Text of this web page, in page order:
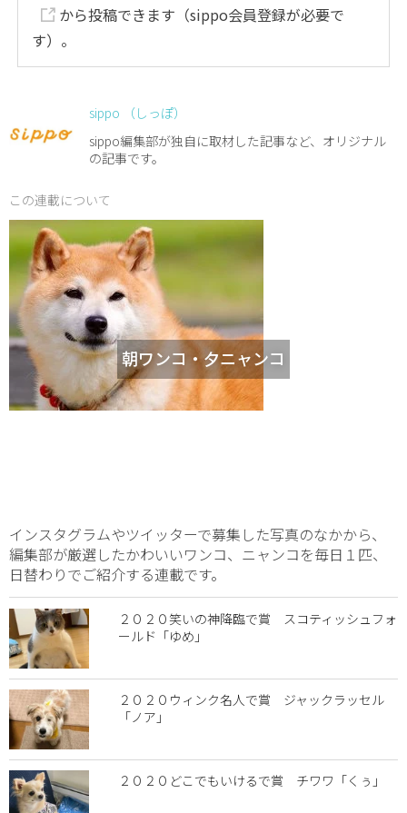
から投稿できます（sippo会員登録が必要で
す）。
sippo （しっぽ）
sippo編集部が独自に取材した記事など、オリジナル
の記事です。
この連載について
朝ワンコ・夕ニャンコ
インスタグラムやツイッターで募集した写真のなかから、
編集部が厳選したかわいいワンコ、ニャンコを毎日１匹、
日替わりでご紹介する連載です。
２０２０笑いの神降臨で賞 スコティッシュフォ
ールド「ゆめ」
２０２０ウィンク名人で賞 ジャックラッセル
「ノア」
２０２０どこでもいけるで賞 チワワ「くぅ」